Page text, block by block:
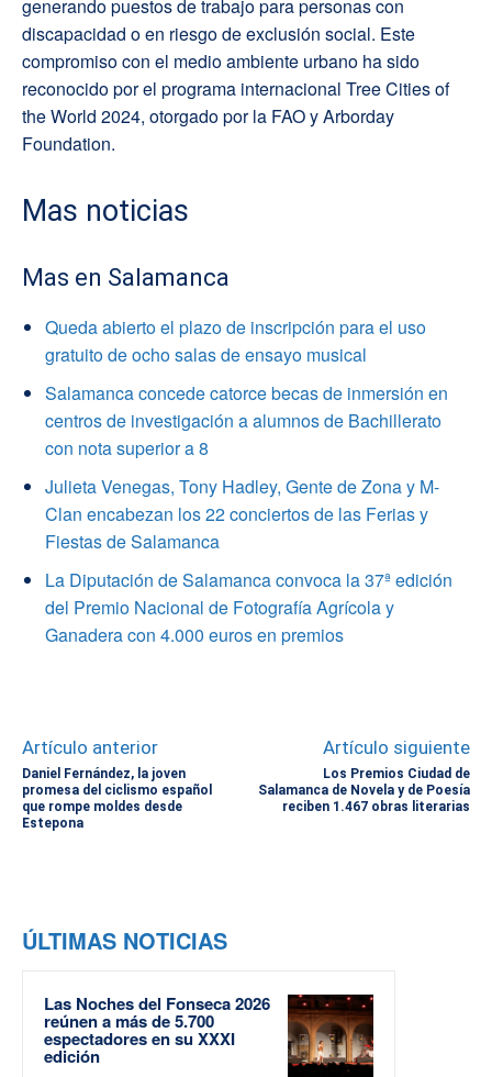
generando puestos de trabajo para personas con
discapacidad o en riesgo de exclusión social. Este
compromiso con el medio ambiente urbano ha sido
reconocido por el programa internacional Tree Cities of
the World 2024, otorgado por la FAO y Arborday
Foundation.
Mas noticias
Mas en Salamanca
Queda abierto el plazo de inscripción para el uso
gratuito de ocho salas de ensayo musical
Salamanca concede catorce becas de inmersión en
centros de investigación a alumnos de Bachillerato
con nota superior a 8
Julieta Venegas, Tony Hadley, Gente de Zona y M-
Clan encabezan los 22 conciertos de las Ferias y
Fiestas de Salamanca
La Diputación de Salamanca convoca la 37ª edición
del Premio Nacional de Fotografía Agrícola y
Ganadera con 4.000 euros en premios
Artículo anterior
Daniel Fernández, la joven
promesa del ciclismo español
que rompe moldes desde
Estepona
Artículo siguiente
Los Premios Ciudad de
Salamanca de Novela y de Poesía
reciben 1.467 obras literarias
ÚLTIMAS NOTICIAS
Las Noches del Fonseca 2026
reúnen a más de 5.700
espectadores en su XXXI
edición